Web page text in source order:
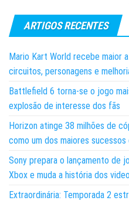
ARTIGOS RECENTES
Mario Kart World recebe maior
circuitos, personagens e
Battlefield 6 torna-se o jogo
explosão de interesse dos fãs
Horizon atinge 38 milhões de
como um dos maiores
Sony prepara o lançamento de
Xbox e muda a história dos
Extraordinária: Temporada 2